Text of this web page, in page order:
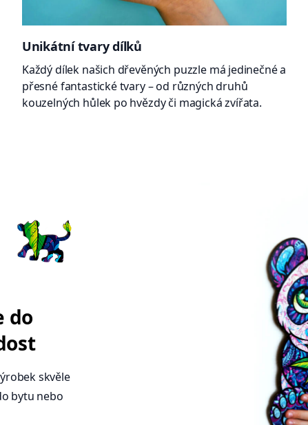
Unikátní tvary dílků
Každý dílek našich dřevěných puzzle má jedinečné a
přesné fantastické tvary – od různých druhů
kouzelných hůlek po hvězdy či magická zvířata.
do
skvěle
bytu nebo